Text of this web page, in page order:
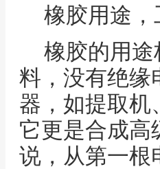
橡胶用途
橡胶的用
料，没有绝缘
器，如提取机
它更是合成高
说，从第一根